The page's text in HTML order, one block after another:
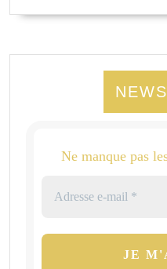
Ne manque pas